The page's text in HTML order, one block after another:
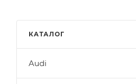
КАТАЛОГ
Audi